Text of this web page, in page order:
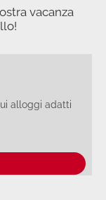
vacanza
alloggi adatti